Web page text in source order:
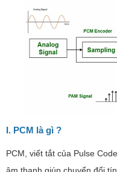
I. PCM là gì ?
PCM, viết tắt của Pulse